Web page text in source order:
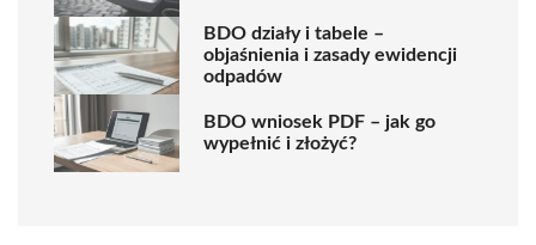
BDO działy i tabele –
objaśnienia i zasady ewidencji
odpadów
BDO wniosek PDF – jak go
wypełnić i złożyć?